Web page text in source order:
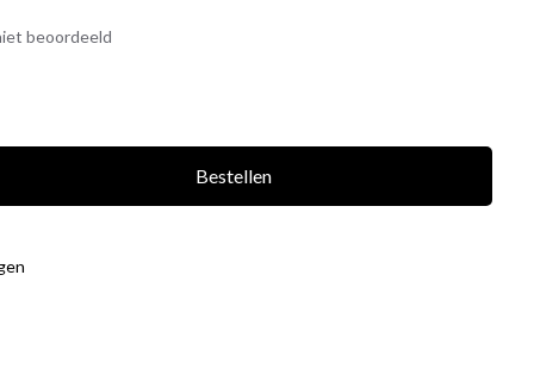
beoordeeld
Bestellen